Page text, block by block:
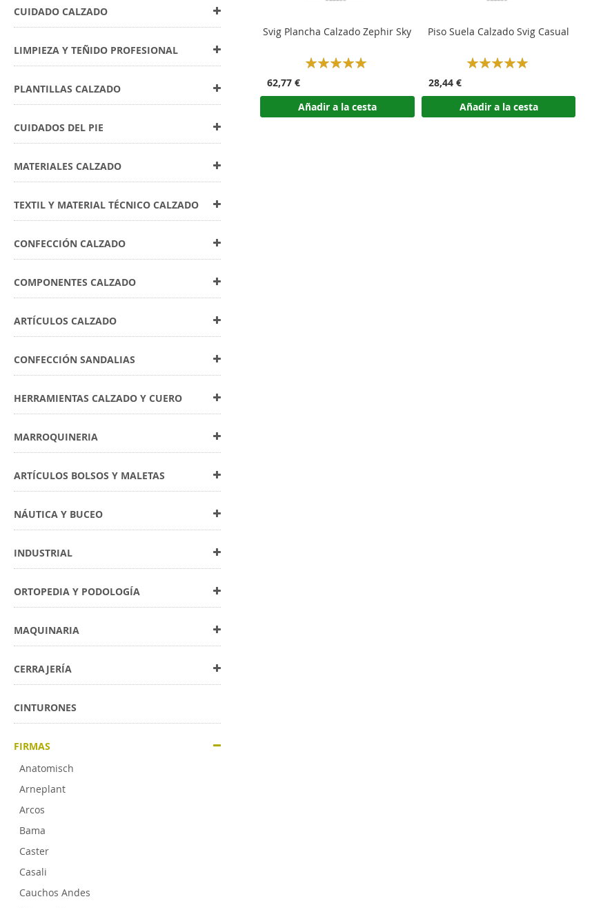
Svig Plancha Calzado Zephir Sky
Rating:
62,77 €
Añadir a la cesta
Piso Suela Calzado Svig Casual
Rating:
28,44 €
Añadir a la cesta
CUIDADO CALZADO
LIMPIEZA Y TEÑIDO PROFESIONAL
PLANTILLAS CALZADO
CUIDADOS DEL PIE
MATERIALES CALZADO
TEXTIL Y MATERIAL TÉCNICO CALZADO
CONFECCIÓN CALZADO
COMPONENTES CALZADO
ARTÍCULOS CALZADO
CONFECCIÓN SANDALIAS
HERRAMIENTAS CALZADO Y CUERO
MARROQUINERIA
ARTÍCULOS BOLSOS Y MALETAS
NÁUTICA Y BUCEO
INDUSTRIAL
ORTOPEDIA Y PODOLOGÍA
MAQUINARIA
CERRAJERÍA
CINTURONES
FIRMAS
Anatomisch
Arneplant
Arcos
Bama
Caster
Casali
Cauchos Andes